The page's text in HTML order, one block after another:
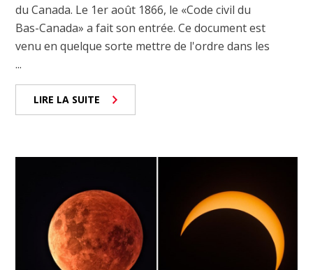
du Canada. Le 1er août 1866, le «Code civil du
Bas-Canada» a fait son entrée. Ce document est
venu en quelque sorte mettre de l'ordre dans les
...
LIRE LA SUITE